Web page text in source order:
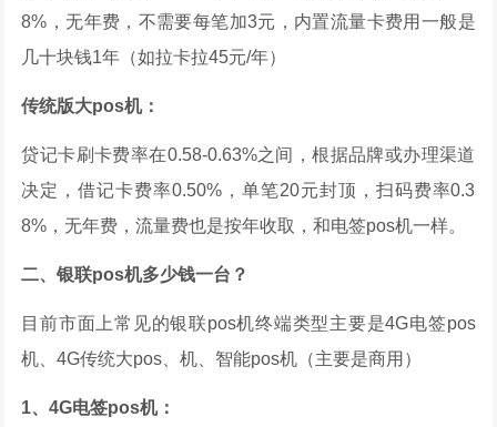
8%，无年费，不需要每笔加3元，内置流量卡费用一般是
几十块钱1年（如拉卡拉45元/年）
传统版大pos机：
贷记卡刷卡费率在0.58-0.63%之间，根据品牌或办理渠道
决定，借记卡费率0.50%，单笔20元封顶，扫码费率0.3
8%，无年费，流量费也是按年收取，和电签pos机一样。
二、银联pos机多少钱一台？
目前市面上常见的银联pos机终端类型主要是4G电签pos
机、4G传统大pos、机、智能pos机（主要是商用）
1、4G电签pos机：